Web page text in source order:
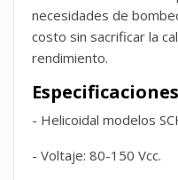
necesidades de
costo sin sacrificar la
rendimiento.
- Helicoidal modelos
- Voltaje: 80-150 Vcc.